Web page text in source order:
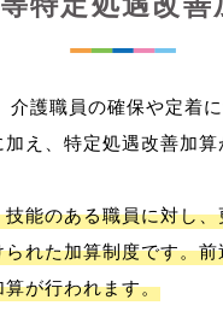
介護職員の確保や定着に
え、特定処遇改善加算
技能のある職員に対し
れた加算制度です。
が行われます。